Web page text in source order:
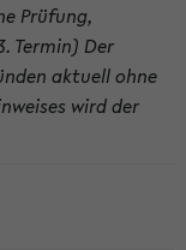
Prüfung,
Termin) Der
aktuell ohne
wird der